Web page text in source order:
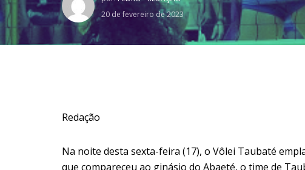
20 de fevereiro de 2023
Redação
Na noite desta sexta-feira (17), o Vôlei Taubaté
que compareceu ao ginásio do Abaeté, o time de